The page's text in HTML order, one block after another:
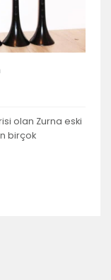
olan Zurna eski
birçok